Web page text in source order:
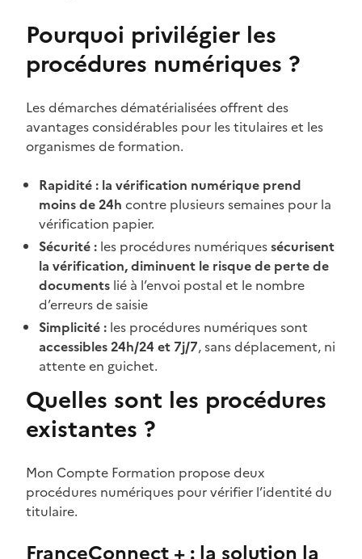
Pourquoi privilégier les
procédures numériques ?
Les démarches dématérialisées offrent des
avantages considérables pour les titulaires et les
organismes de formation.
Rapidité : la vérification numérique prend
moins de 24h contre plusieurs semaines pour la
vérification papier.
Sécurité : les procédures numériquessécurisent
la vérification, diminuent le risque de perte de
documents lié à l’envoi postal et le nombre
d’erreurs de saisie
Simplicité : les procédures numériques sont
accessibles 24h/24 et 7j/7, sans déplacement, ni
attente en guichet.
Quelles sont les procédures
existantes ?
Mon Compte Formation propose deux
procédures numériques pour vérifier l’identité du
titulaire.
FranceConnect + : la solution la